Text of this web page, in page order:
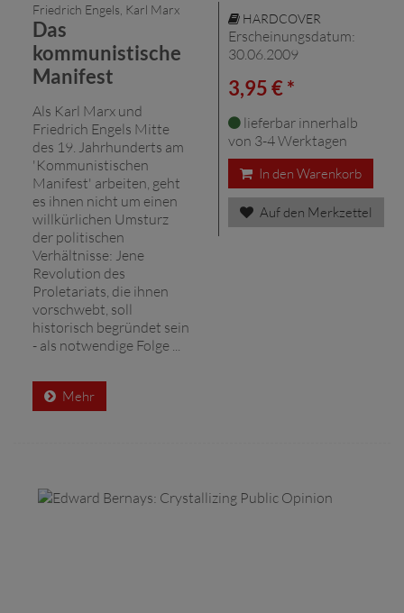
Friedrich Engels, Karl Marx
Das
kommunistische
Manifest
Als Karl Marx und
Friedrich Engels Mitte
des 19. Jahrhunderts am
'Kommunistischen
Manifest' arbeiten, geht
es ihnen nicht um einen
willkürlichen Umsturz
der politischen
Verhältnisse: Jene
Revolution des
Proletariats, die ihnen
vorschwebt, soll
historisch begründet sein
- als notwendige Folge ...
Mehr
HARDCOVER
Erscheinungsdatum:
30.06.2009
3,95 € *
lieferbar innerhalb
von 3-4 Werktagen
In den Warenkorb
Auf den Merkzettel